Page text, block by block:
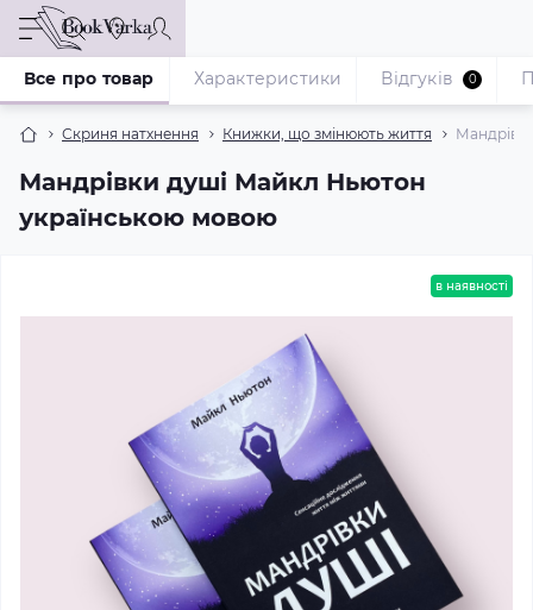
Скриня натхнення Книжки, що змінюють життя
Мандрівки душі Майкл Ньютон
українською мовою
Все про товар Характеристики Відгуків 0
в наявності